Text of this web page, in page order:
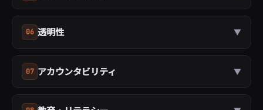
06 透明性 ▼
07 アカウンタビリティ ▼